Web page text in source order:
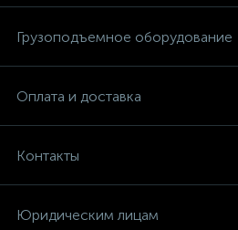
Грузоподъемное оборудование
Оплата и доставка
Контакты
Юридическим лицам